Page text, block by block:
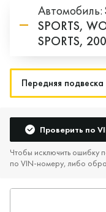
Автомобиль:
SPORTS,
SPORTS,
Проверить по
Чтобы исключить ошибку
по VIN‑номеру, либо